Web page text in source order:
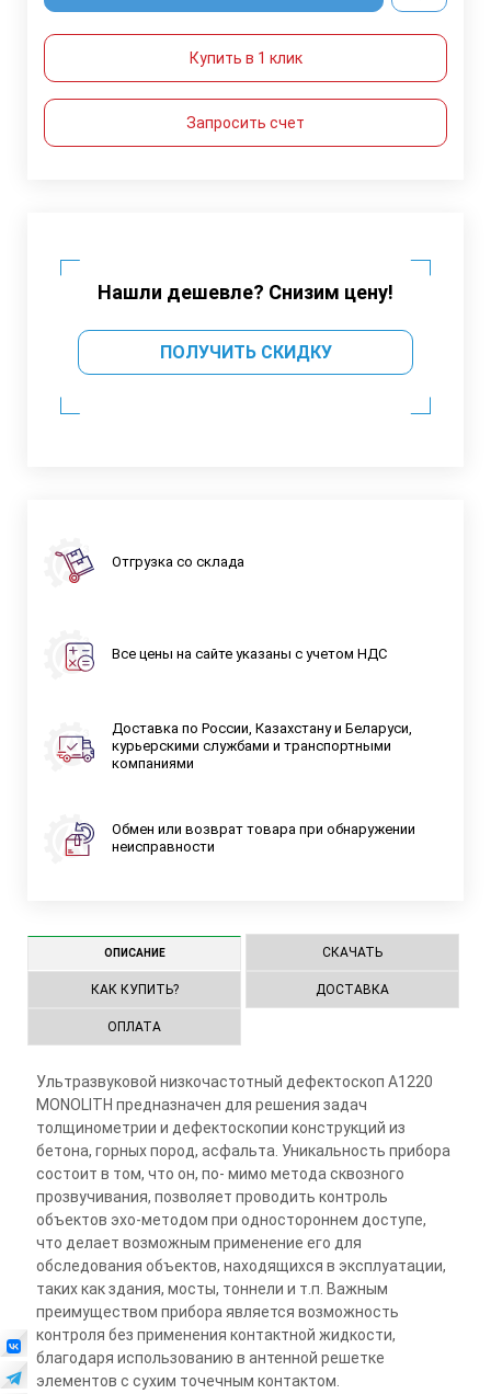
Купить в 1 клик
Запросить счет
Нашли дешевле? Снизим цену!
ПОЛУЧИТЬ СКИДКУ
Отгрузка со склада
Все цены на сайте указаны с учетом НДС
Доставка по России, Казахстану и Беларуси,
курьерскими службами и транспортными
компаниями
Обмен или возврат товара при обнаружении
неисправности
ОПИСАНИЕ СКАЧАТЬ
КАК КУПИТЬ? ДОСТАВКА
ОПЛАТА
Ультразвуковой низкочастотный дефектоскоп А1220
MONOLITH предназначен для решения задач
толщинометрии и дефектоскопии конструкций из
бетона, горных пород, асфальта. Уникальность прибора
состоит в том, что он, по- мимо метода сквозного
прозвучивания, позволяет проводить контроль
объектов эхо-методом при одностороннем доступе,
что делает возможным применение его для
обследования объектов, находящихся в эксплуатации,
таких как здания, мосты, тоннели и т.п. Важным
преимуществом прибора является возможность
контроля без применения контактной жидкости,
благодаря использованию в антенной решетке
элементов с сухим точечным контактом.